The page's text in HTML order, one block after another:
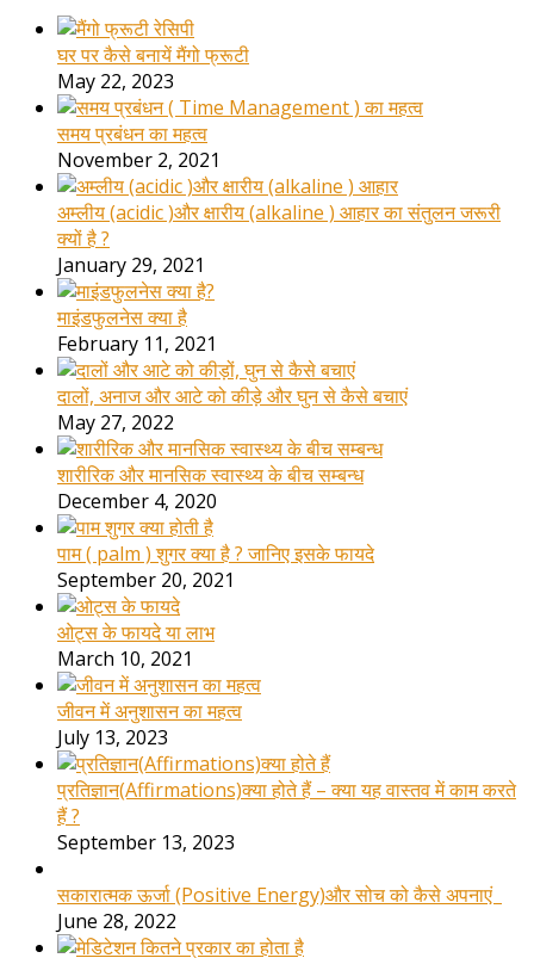
घर पर कैसे बनायें मैंगो फ्रूटी
May 22, 2023
समय प्रबंधन का महत्व
November 2, 2021
अम्लीय (acidic )और क्षारीय (alkaline ) आहार का संतुलन जरूरी
क्यों है ?
January 29, 2021
माइंडफुलनेस क्या है
February 11, 2021
दालों, अनाज और आटे को कीड़े और घुन से कैसे बचाएं
May 27, 2022
शारीरिक और मानसिक स्वास्थ्य के बीच सम्बन्ध
December 4, 2020
पाम ( palm ) शुगर क्या है ? जानिए इसके फायदे
September 20, 2021
ओट्स के फायदे या लाभ
March 10, 2021
जीवन में अनुशासन का महत्व
July 13, 2023
प्रतिज्ञान(Affirmations)क्या होते हैं – क्या यह वास्तव में काम करते
हैं ?
September 13, 2023
सकारात्मक ऊर्जा (Positive Energy)और सोच को कैसे अपनाएं
June 28, 2022